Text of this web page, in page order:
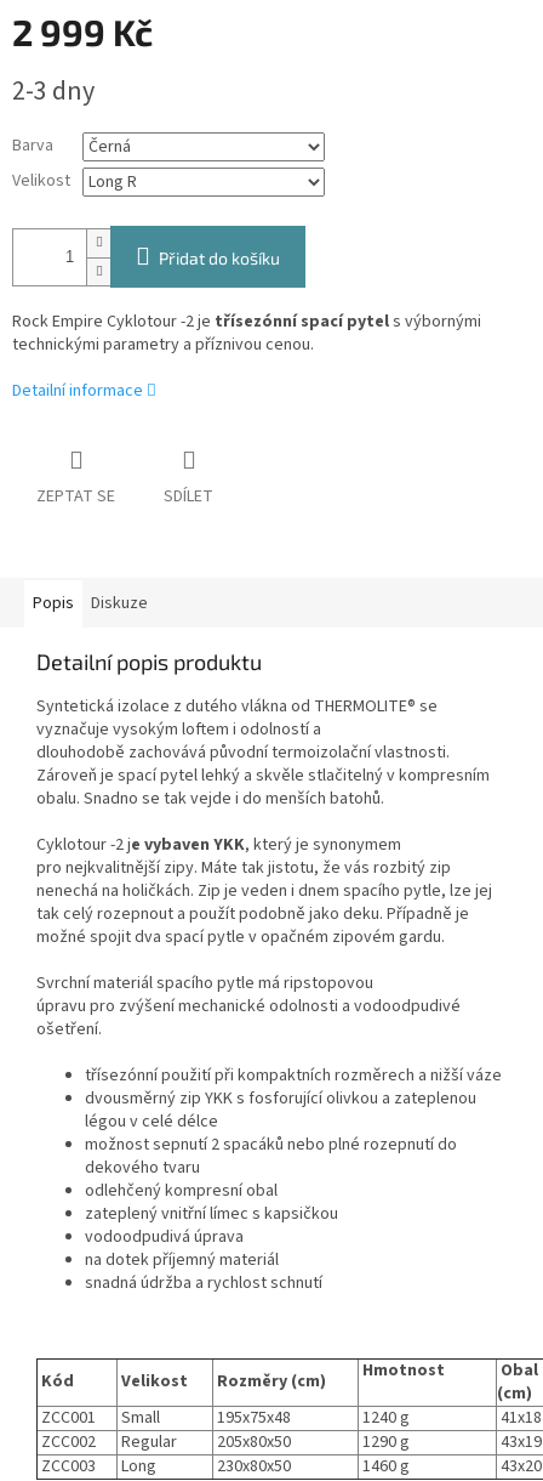
2 999 Kč
cena:
2-3 dny
Barva
Velikost
Přidat do košíku
Rock Empire Cyklotour -2 je třísezónní spací pytels výbornými
technickými parametry a příznivou cenou.
Detailní informace
ZEPTAT SE SDÍLET
Popis Diskuze
Detailní popis produktu
Syntetická izolace z dutého vlákna od THERMOLITE® se
vyznačuje vysokým loftem i odolností a
dlouhodobě zachovává původní termoizolační vlastnosti.
Zároveň je spací pytel lehký a skvěle stlačitelný v kompresním
obalu. Snadno se tak vejde i do menších batohů.
Cyklotour -2 je vybaven YKK, který je synonymem
pro nejkvalitnější zipy. Máte tak jistotu, že vás rozbitý zip
nenechá na holičkách. Zip je veden i dnem spacího pytle, lze jej
tak celý rozepnout a použít podobně jako deku. Případně je
možné spojit dva spací pytle v opačném zipovém gardu.
Svrchní materiál spacího pytle má ripstopovou
úpravu pro zvýšení mechanické odolnosti a vodoodpudivé
ošetření.
třísezónní použití při kompaktních rozměrech a nižší váze
dvousměrný zip YKK s fosforující olivkou a zateplenou
légou v celé délce
možnost sepnutí 2 spacáků nebo plné rozepnutí do
dekového tvaru
odlehčený kompresní obal
zateplený vnitřní límec s kapsičkou
vodoodpudivá úprava
na dotek příjemný materiál
snadná údržba a rychlost schnutí
Kód Velikost Rozměry (cm) Hmotnost
Obal
(cm)
ZCC001
Small 195x75x48 1240 g
41x18
ZCC002
Regular 205x80x50 1290 g
43x19
ZCC003
Long 230x80x50 1460 g 43x20